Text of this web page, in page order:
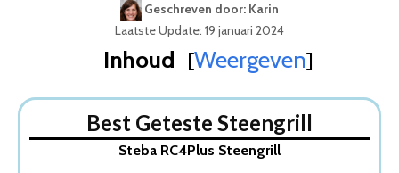
Geschreven door: Karin
Laatste Update: 19 januari 2024
Inhoud [Weergeven]
1. Steba RC4Plus Steengrill
2. Princess Steengrill
Best Geteste Steengrill
Steba RC4Plus Steengrill